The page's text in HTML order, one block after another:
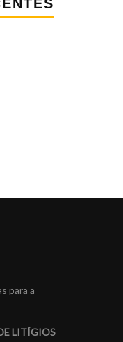
para a
LITÍGIOS